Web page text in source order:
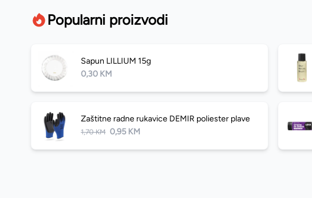
Popularni proizvodi
Sapun LILLIUM 15g
0,30 KM
Zaštitne radne rukavice DEMIR poliester plave
1,70 KM 0,95 KM